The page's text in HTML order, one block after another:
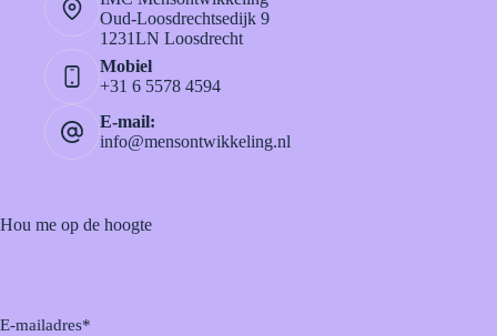
Oud-Loosdrechtsedijk 9
1231LN Loosdrecht
Mobiel
+31 6 5578 4594
E-mail:
info@mensontwikkeling.nl
Hou me op de hoogte
E-mailadres*